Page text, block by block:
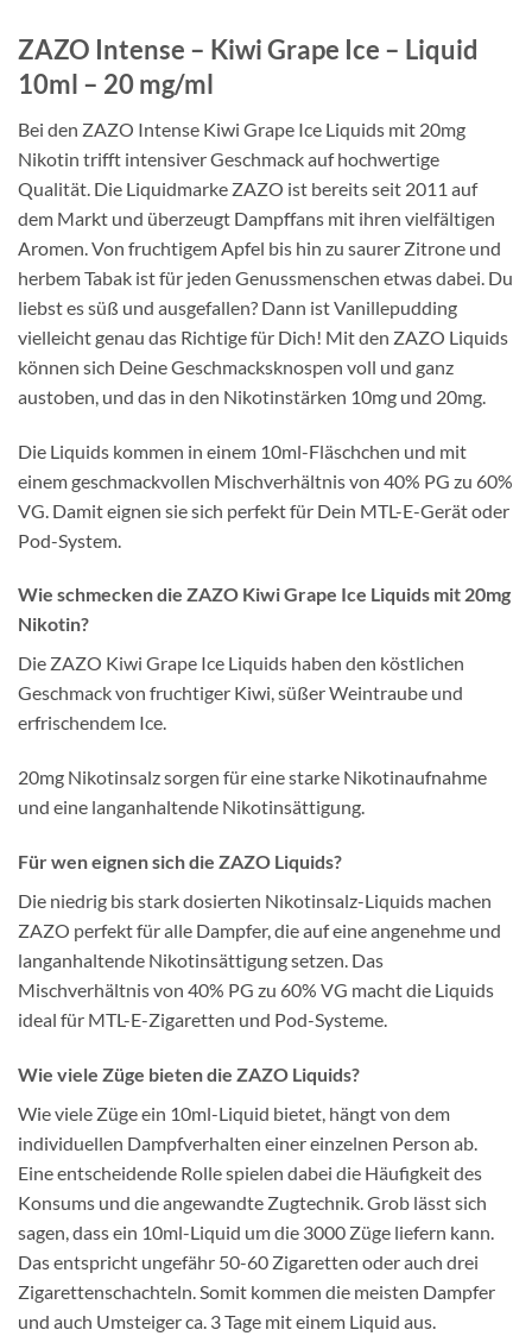
ZAZO Intense – Kiwi Grape Ice – Liquid
10ml – 20 mg/ml
Bei den ZAZO Intense Kiwi Grape Ice Liquids mit 20mg
Nikotin trifft intensiver Geschmack auf hochwertige
Qualität. Die Liquidmarke ZAZO ist bereits seit 2011 auf
dem Markt und überzeugt Dampffans mit ihren vielfältigen
Aromen. Von fruchtigem Apfel bis hin zu saurer Zitrone und
herbem Tabak ist für jeden Genussmenschen etwas dabei. Du
liebst es süß und ausgefallen? Dann ist Vanillepudding
vielleicht genau das Richtige für Dich! Mit den ZAZO Liquids
können sich Deine Geschmacksknospen voll und ganz
austoben, und das in den Nikotinstärken 10mg und 20mg.
Die Liquids kommen in einem 10ml-Fläschchen und mit
einem geschmackvollen Mischverhältnis von 40% PG zu 60%
VG. Damit eignen sie sich perfekt für Dein MTL-E-Gerät oder
Pod-System.
Wie schmecken die ZAZO Kiwi Grape Ice Liquids mit 20mg
Nikotin?
Die ZAZO Kiwi Grape Ice Liquids haben den köstlichen
Geschmack von fruchtiger Kiwi, süßer Weintraube und
erfrischendem Ice.
20mg Nikotinsalz sorgen für eine starke Nikotinaufnahme
und eine langanhaltende Nikotinsättigung.
Für wen eignen sich die ZAZO Liquids?
Die niedrig bis stark dosierten Nikotinsalz-Liquids machen
ZAZO perfekt für alle Dampfer, die auf eine angenehme und
langanhaltende Nikotinsättigung setzen. Das
Mischverhältnis von 40% PG zu 60% VG macht die Liquids
ideal für MTL-E-Zigaretten und Pod-Systeme.
Wie viele Züge bieten die ZAZO Liquids?
Wie viele Züge ein 10ml-Liquid bietet, hängt von dem
individuellen Dampfverhalten einer einzelnen Person ab.
Eine entscheidende Rolle spielen dabei die Häufigkeit des
Konsums und die angewandte Zugtechnik. Grob lässt sich
sagen, dass ein 10ml-Liquid um die 3000 Züge liefern kann.
Das entspricht ungefähr 50-60 Zigaretten oder auch drei
Zigarettenschachteln. Somit kommen die meisten Dampfer
und auch Umsteiger ca. 3 Tage mit einem Liquid aus.